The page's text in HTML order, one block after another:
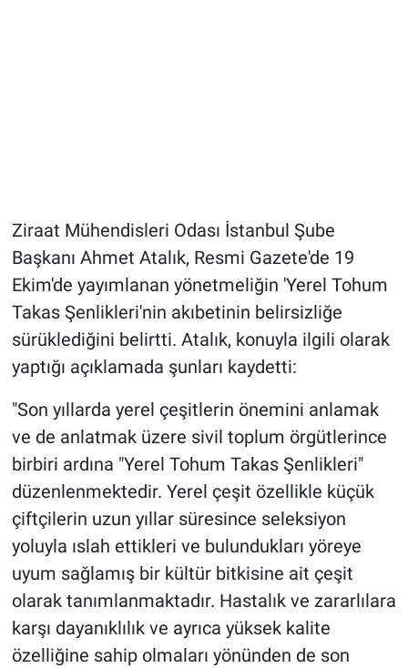
Ziraat Mühendisleri Odası İstanbul Şube
Başkanı Ahmet Atalık, Resmi Gazete'de 19
Ekim'de yayımlanan yönetmeliğin 'Yerel Tohum
Takas Şenlikleri'nin akıbetinin belirsizliğe
sürüklediğini belirtti. Atalık, konuyla ilgili olarak
yaptığı açıklamada şunları kaydetti:
"Son yıllarda yerel çeşitlerin önemini anlamak
ve de anlatmak üzere sivil toplum örgütlerince
birbiri ardına "Yerel Tohum Takas Şenlikleri"
düzenlenmektedir. Yerel çeşit özellikle küçük
çiftçilerin uzun yıllar süresince seleksiyon
yoluyla ıslah ettikleri ve bulundukları yöreye
uyum sağlamış bir kültür bitkisine ait çeşit
olarak tanımlanmaktadır. Hastalık ve zararlılara
karşı dayanıklılık ve ayrıca yüksek kalite
özelliğine sahip olmaları yönünden de son